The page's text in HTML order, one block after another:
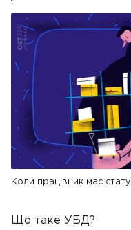
Коли працівник має
Що таке УБД?